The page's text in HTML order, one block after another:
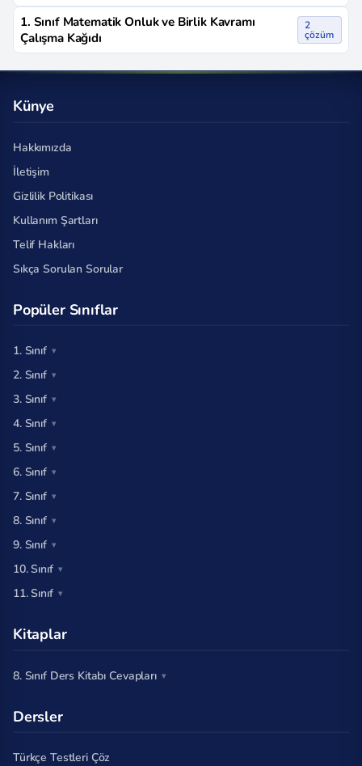
1. Sınıf Matematik Onluk ve Birlik Kavramı
Çalışma Kağıdı
2
çözüm
Künye
Hakkımızda
İletişim
Gizlilik Politikası
Kullanım Şartları
Telif Hakları
Sıkça Sorulan Sorular
Popüler Sınıflar
1. Sınıf
2. Sınıf
3. Sınıf
4. Sınıf
5. Sınıf
6. Sınıf
7. Sınıf
8. Sınıf
9. Sınıf
10. Sınıf
11. Sınıf
Kitaplar
8. Sınıf Ders Kitabı Cevapları
Dersler
Türkçe Testleri Çöz